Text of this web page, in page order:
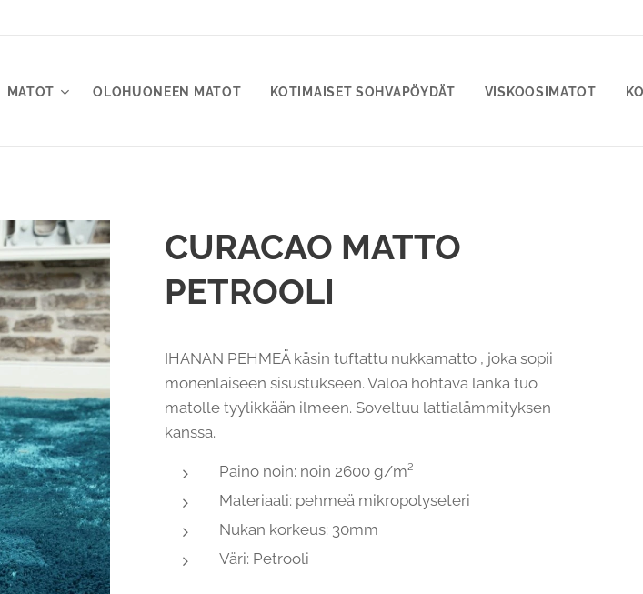
MATOT OLOHUONEEN MATOT KOTIMAISET SOHVAPÖYDÄT VISKOOSIMATOT
CURACAO MATTO
PETROOLI
IHANAN PEHMEÄ käsin tuftattu nukkamatto , joka sopii
monenlaiseen sisustukseen. Valoa hohtava lanka tuo
matolle tyylikkään ilmeen. Soveltuu lattialämmityksen
kanssa.
Paino noin: noin 2600 g/m²
Materiaali: pehmeä mikropolyseteri
Nukan korkeus: 30mm
Väri: Petrooli